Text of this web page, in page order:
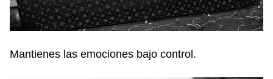
Mantienes las emociones bajo control.